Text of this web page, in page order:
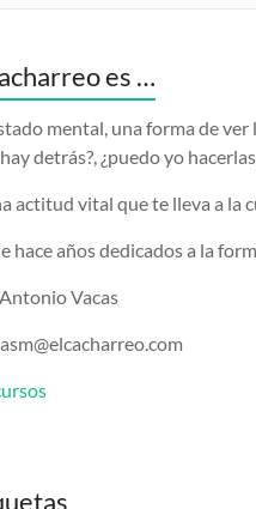
es …
mental, una forma de ver
detrás?, ¿puedo yo
actitud vital que te lleva a la
hace años dedicados a la
Vacas